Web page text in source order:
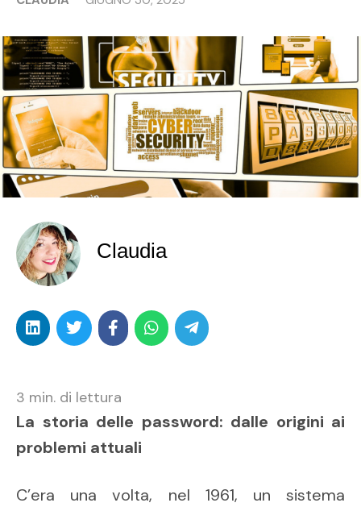
Claudia
3 min. di lettura
La storia delle password: dalle origini ai
problemi attuali
C’era una volta, nel 1961, un sistema